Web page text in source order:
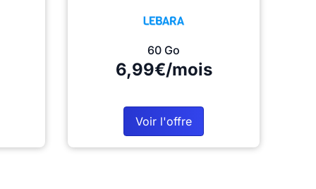
60 Go
6,99€/mois
Voir l'offre